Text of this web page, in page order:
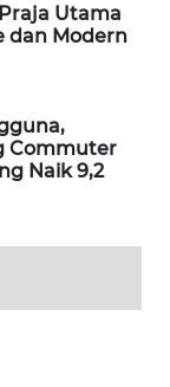
Utama
dan Modern
Commuter
Naik 9,2